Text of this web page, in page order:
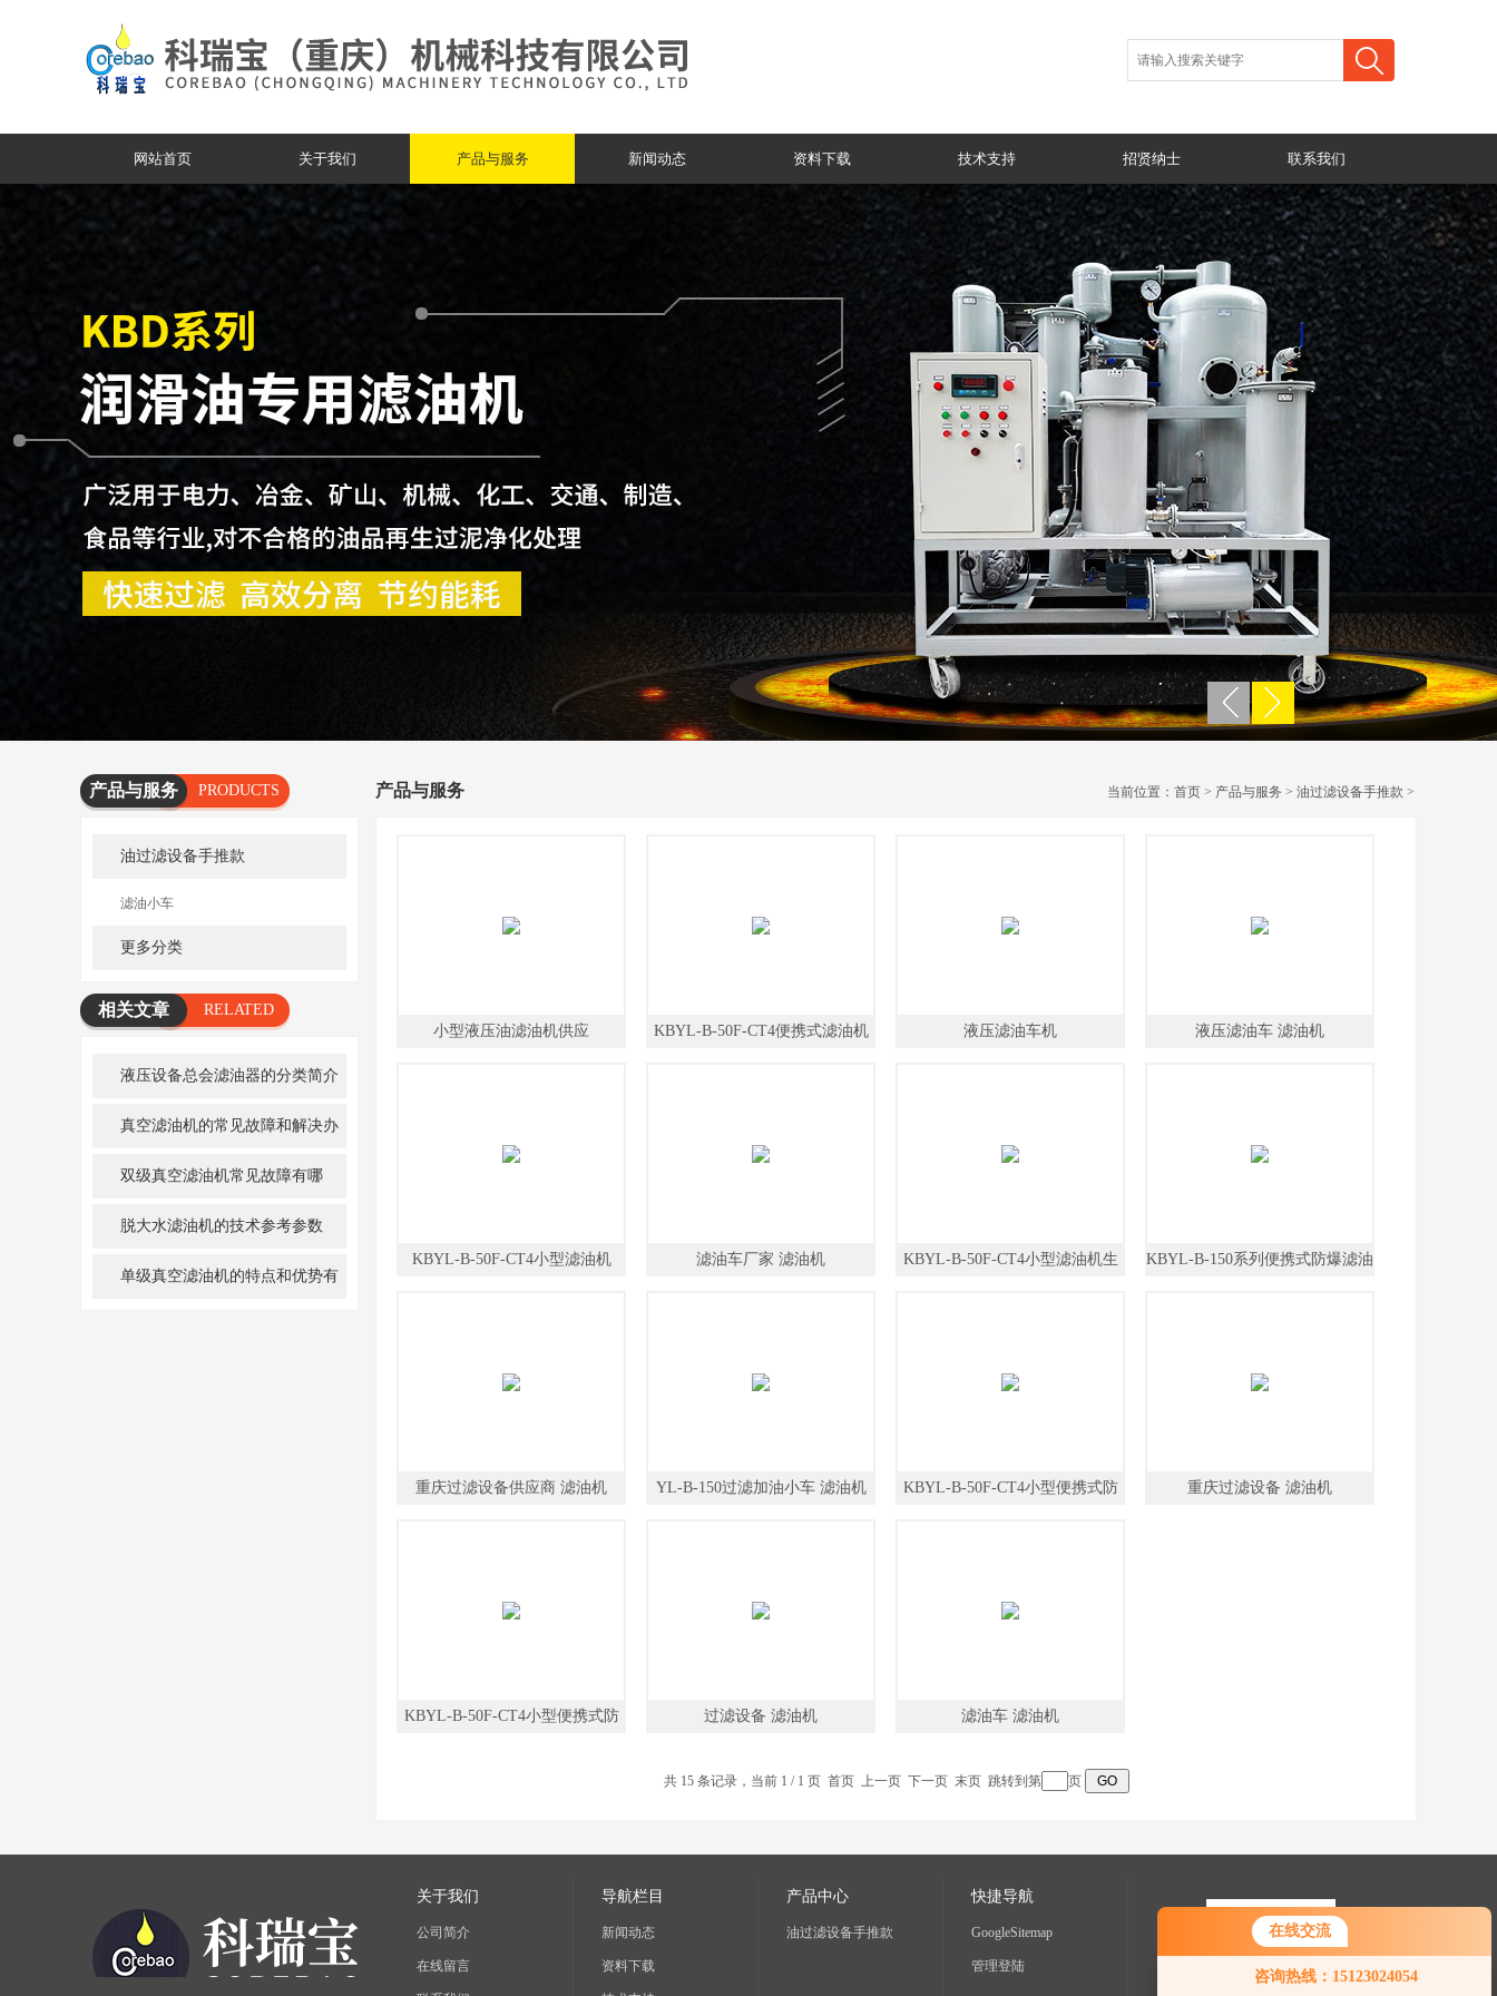
在线交流
咨询热线：15123024054
您好！欢迎前来咨询，很高兴为您
服务，请问您要咨询什么问题呢？
网站首页 关于我们 产品与服务 新闻动态 资料下载 技术支持 招贤纳士 联系我们
产品与服务
PRODUCTS
SERVICES
油过滤设备手推款
滤油小车
更多分类
相关文章
RELATED
液压设备总会滤油器的分类简介
真空滤油机的常见故障和解决办
双级真空滤油机常见故障有哪
些？如何解决处理？
脱大水滤油机的技术参考参数
单级真空滤油机的特点和优势有
产品与服务 当前位置： 首页 > 产品与服务 > 油过滤设备手推款 >
小型液压油滤油机供应 KBYL-B-50F-CT4便携式滤油机 液压滤油车机 液压滤油车 滤油机
KBYL-B-50F-CT4小型滤油机 滤油车厂家 滤油机
KBYL-B-50F-CT4小型滤油机生
KBYL-B-150系列便携式防爆滤油
重庆过滤设备供应商 滤油机 YL-B-150过滤加油小车 滤油机
KBYL-B-50F-CT4小型便携式防
重庆过滤设备 滤油机
KBYL-B-50F-CT4小型便携式防
过滤设备 滤油机 滤油车 滤油机
共 15 条记录，当前 1 / 1 页 首页 上一页 下一页 末页 跳转到第 页
关于我们
公司简介
在线留言
导航栏目
新闻动态
资料下载
产品中心
油过滤设备手推款
快捷导航
GoogleSitemap
管理登陆